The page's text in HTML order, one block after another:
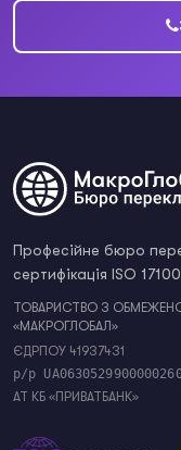
Професійне бюро
сертифікація ISO
ТОВАРИСТВО З
«МАКРОГЛОБАЛ»
ЄДРПОУ 41937431
р/р
АТ КБ «ПРИВАТБАНК»